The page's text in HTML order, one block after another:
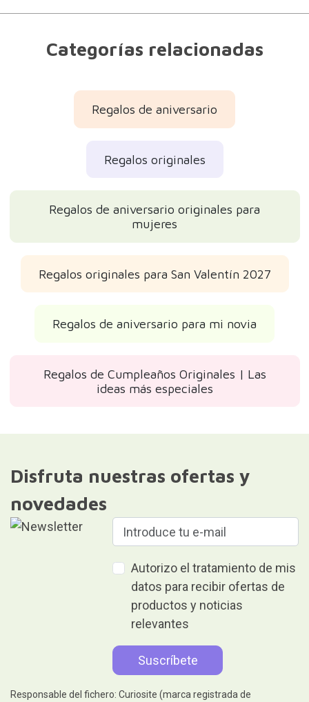
Categorías relacionadas
Regalos de aniversario
Regalos originales
Regalos de aniversario originales para
mujeres
Regalos originales para San Valentín 2027
Regalos de aniversario para mi novia
Regalos de Cumpleaños Originales | Las
ideas más especiales
Disfruta nuestras ofertas y
novedades
Autorizo el tratamiento de mis
datos para recibir ofertas de
productos y noticias
relevantes
Responsable del fichero: Curiosite (marca registrada de